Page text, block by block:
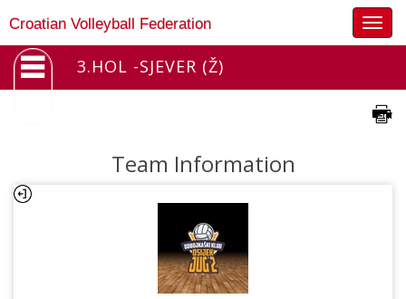
Croatian Volleyball Federation
3.HOL -SJEVER (Ž)
Team Information